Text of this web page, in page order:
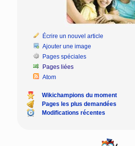
Écrire un nouvel article
Ajouter une image
Pages spéciales
Pages liées
Atom
Wikichampions du moment
Pages les plus demandées
Modifications récentes